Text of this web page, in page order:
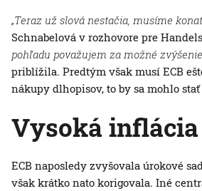
„Teraz už slová nestačia, musíme
Schnabelová v rozhovore pre
pohľadu považujem za možné
priblížila. Predtým však musí ECB
nákupy dlhopisov, to by sa mohlo
Vysoká
ECB naposledy zvyšovala úrokové
však krátko nato korigovala. Iné